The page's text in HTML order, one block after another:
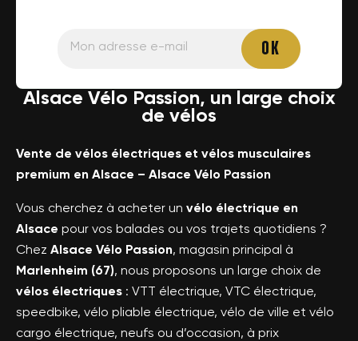
Alsace Vélo Passion, un large choix
de vélos
Vente de vélos électriques et vélos musculaires
premium en Alsace – Alsace Vélo Passion
Vous cherchez à acheter un vélo électrique en
Alsace pour vos balades ou vos trajets quotidiens ?
Chez Alsace Vélo Passion, magasin principal à
Marlenheim (67), nous proposons un large choix de
vélos électriques : VTT électrique, VTC électrique,
speedbike, vélo pliable électrique, vélo de ville et vélo
cargo électrique, neufs ou d’occasion, à prix